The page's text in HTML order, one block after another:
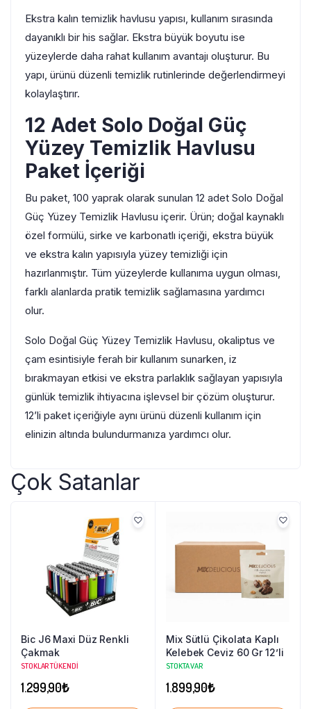
Ekstra kalın temizlik havlusu yapısı, kullanım sırasında
dayanıklı bir his sağlar. Ekstra büyük boyutu ise
yüzeylerde daha rahat kullanım avantajı oluşturur. Bu
yapı, ürünü düzenli temizlik rutinlerinde değerlendirmeyi
kolaylaştırır.
12 Adet Solo Doğal Güç
Yüzey Temizlik Havlusu
Paket İçeriği
Bu paket, 100 yaprak olarak sunulan 12 adet Solo Doğal
Güç Yüzey Temizlik Havlusu içerir. Ürün; doğal kaynaklı
özel formülü, sirke ve karbonatlı içeriği, ekstra büyük
ve ekstra kalın yapısıyla yüzey temizliği için
hazırlanmıştır. Tüm yüzeylerde kullanıma uygun olması,
farklı alanlarda pratik temizlik sağlamasına yardımcı
olur.
Solo Doğal Güç Yüzey Temizlik Havlusu, okaliptus ve
çam esintisiyle ferah bir kullanım sunarken, iz
bırakmayan etkisi ve ekstra parlaklık sağlayan yapısıyla
günlük temizlik ihtiyacına işlevsel bir çözüm oluşturur.
12’li paket içeriğiyle aynı ürünü düzenli kullanım için
elinizin altında bulundurmanıza yardımcı olur.
Çok Satanlar
Bic J6 Maxi Düz Renkli
Çakmak
STOKLAR TÜKENDI
1.299,90₺
Mix Sütlü Çikolata Kaplı
Kelebek Ceviz 60 Gr 12’li
STOKTA VAR
1.899,90₺